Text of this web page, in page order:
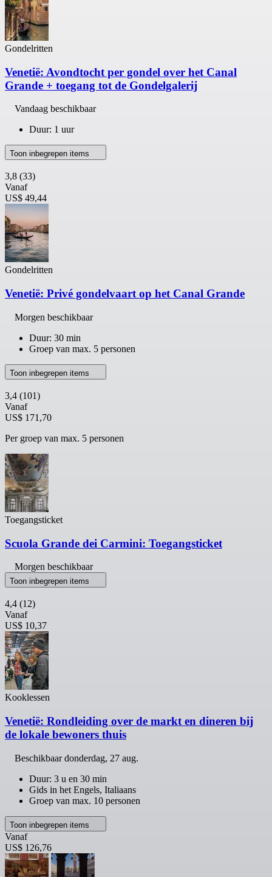
Gondelritten
Venetië: Avondtocht per gondel over het Canal
Grande + toegang tot de Gondelgalerij
Vandaag beschikbaar
Duur: 1 uur
Toon inbegrepen items
3,8 (33)
Vanaf
US$ 49,44
Gondelritten
Venetië: Privé gondelvaart op het Canal Grande
Morgen beschikbaar
Duur: 30 min
Groep van max. 5 personen
Toon inbegrepen items
3,4 (101)
Vanaf
US$ 171,70
Per groep van max. 5 personen
Toegangsticket
Scuola Grande dei Carmini: Toegangsticket
Morgen beschikbaar
Toon inbegrepen items
4,4 (12)
Vanaf
US$ 10,37
Kooklessen
Venetië: Rondleiding over de markt en dineren bij
de lokale bewoners thuis
Beschikbaardonderdag, 27 aug.
Duur: 3 u en 30 min
Gids in het Engels, Italiaans
Groep van max. 10 personen
Toon inbegrepen items
Vanaf
US$ 126,76